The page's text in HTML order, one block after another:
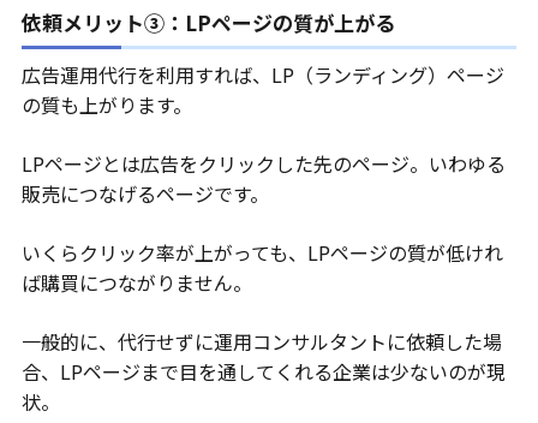
依頼メリット③：LPページの質が上がる
広告運用代行を利用すれば、LP（ランディング）ページ
の質も上がります。
LPページとは広告をクリックした先のページ。いわゆる
販売につなげるページです。
いくらクリック率が上がっても、LPページの質が低けれ
ば購買につながりません。
一般的に、代行せずに運用コンサルタントに依頼した場
合、LPページまで目を通してくれる企業は少ないのが現
状。